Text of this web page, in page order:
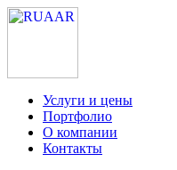
Услуги и цены
Портфолио
О компании
Контакты